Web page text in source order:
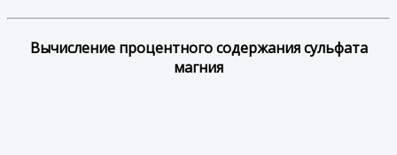
Вычисление процентного содержания сульфата
магния